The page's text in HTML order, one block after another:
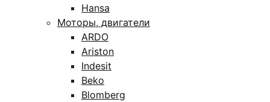
Hansa
Моторы, двигатели
ARDO
Ariston
Indesit
Beko
Blomberg